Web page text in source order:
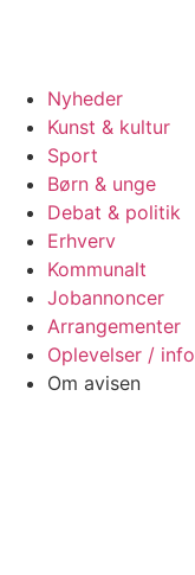
Nyheder
Kunst & kultur
Sport
Børn & unge
Debat & politik
Erhverv
Kommunalt
Jobannoncer
Arrangementer
Oplevelser / info
Om avisen